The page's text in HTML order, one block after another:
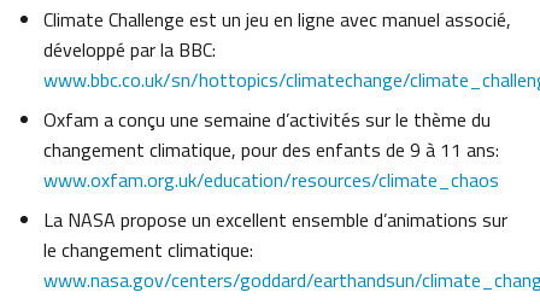
Climate Challenge est un jeu en ligne avec manuel associé,
développé par la BBC:
www.bbc.co.uk/sn/hottopics/climatechange/
Oxfam a conçu une semaine d’activités sur le thème du
changement climatique, pour des enfants de 9 à 11 ans:
www.oxfam.org.uk/education/resources/climate_chaos
La NASA propose un excellent ensemble d’animations sur
le changement climatique:
www.nasa.gov/centers/goddard/earthandsun/